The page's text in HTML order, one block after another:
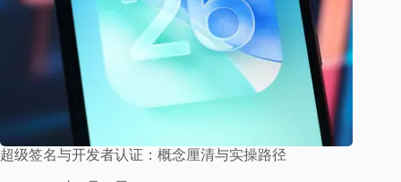
超级签名与开发者认证：概念厘清与实操路径